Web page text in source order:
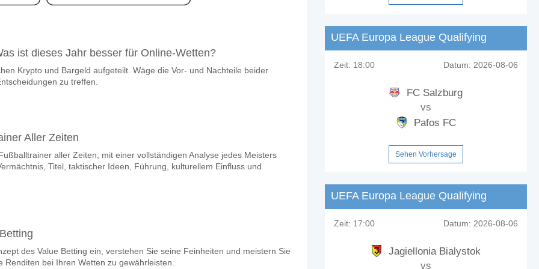
v Estudiantes LP 06 May 2026 23:00.
zwischen dem zu gewinnen ist Cusco FC v Estudiantes LP?
Spiel punkten Cusco FC v Estudiantes LP?
mit einem Prozentsatz von 57%.
Cusco FC v Estudiantes LP?
Sie das Korrektes Ergebnis von versuchen 0-2 das hat einen prozentualen Anteil von 17%.
ist dieses Jahr besser für Online-Wetten?
Krypto und Bargeld aufgeteilt. Wäge die Vor- und Nachteile beider
zu treffen.
Aller Zeiten
aller Zeiten, mit einer vollständigen Analyse jedes Meisters
Titel, taktischer Ideen, Führung, kulturellem Einfluss und
des Value Betting ein, verstehen Sie seine Feinheiten und meistern Sie
Renditen bei Ihren Wetten zu gewährleisten.
UEFA Europa League Qualifying
Zeit: 18:00 Datum: 2026-08-06
FC Salzburg
vs
Pafos FC
Sehen Vorhersage
UEFA Europa League Qualifying
Zeit: 17:00 Datum: 2026-08-06
Jagiellonia Bialystok
vs